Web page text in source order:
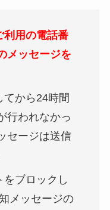
利用の電話番
メッセージを
てから24時間
行われなかっ
セージは送信
ブロックし
メッセージの